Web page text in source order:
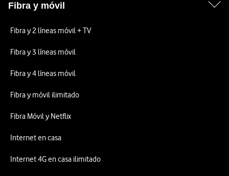
Fibra y móvil
Fibra y 2 líneas móvil + TV
Fibra y 3 líneas móvil
Fibra y 4 líneas móvil
Fibra y móvil ilimitado
Fibra Móvil y Netflix
Internet en casa
Internet 4G en casa ilimitado